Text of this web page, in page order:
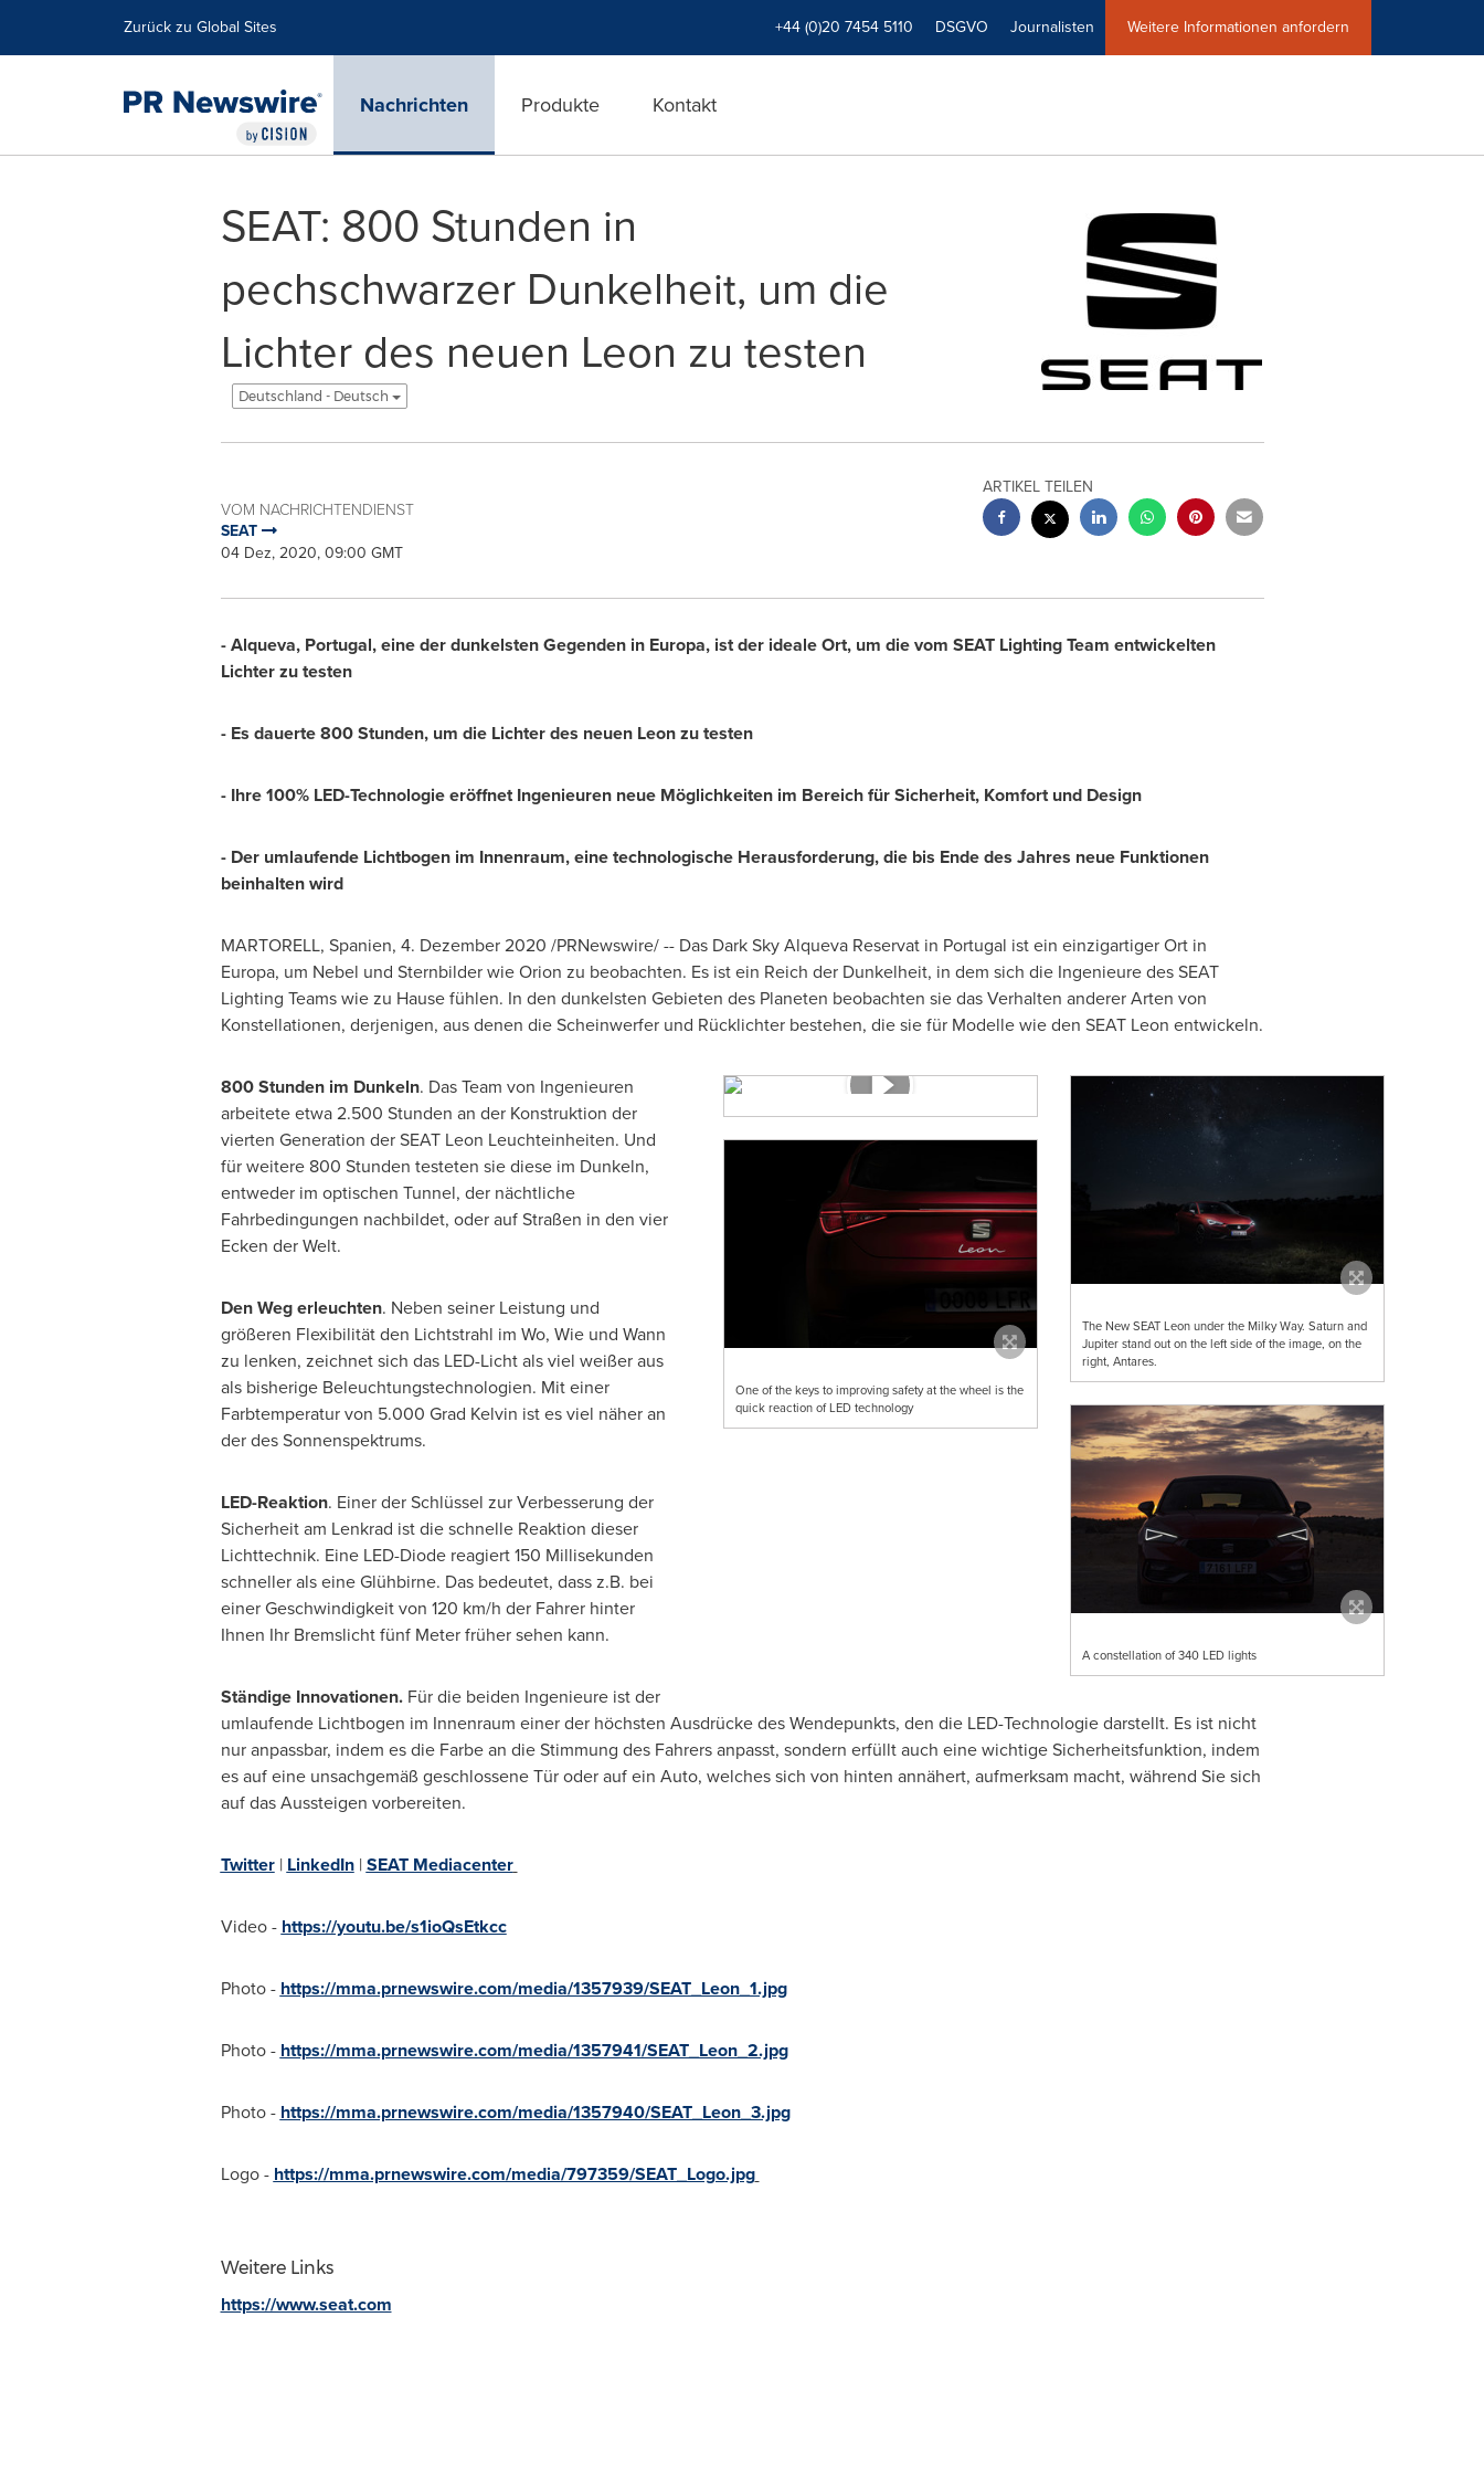
Zurück zu Global Sites +44 (0)20 7454 5110 DSGVO Journalisten Weitere Informationen anfordern
Nachrichten Produkte Kontakt
SEAT: 800 Stunden in
pechschwarzer Dunkelheit, um die
Lichter des neuen Leon zu testen
Deutschland - Deutsch
VOM NACHRICHTENDIENST
SEAT
04 Dez, 2020, 09:00 GMT
ARTIKEL TEILEN
- Alqueva, Portugal, eine der dunkelsten Gegenden in Europa, ist der ideale Ort, um die vom SEAT Lighting Team entwickelten
Lichter zu testen
- Es dauerte 800 Stunden, um die Lichter des neuen Leon zu testen
- Ihre 100% LED-Technologie eröffnet Ingenieuren neue Möglichkeiten im Bereich für Sicherheit, Komfort und Design
- Der umlaufende Lichtbogen im Innenraum, eine technologische Herausforderung, die bis Ende des Jahres neue Funktionen
beinhalten wird
MARTORELL, Spanien, 4. Dezember 2020 /PRNewswire/ -- Das Dark Sky Alqueva Reservat in Portugal ist ein einzigartiger Ort in
Europa, um Nebel und Sternbilder wie Orion zu beobachten. Es ist ein Reich der Dunkelheit, in dem sich die Ingenieure des SEAT
Lighting Teams wie zu Hause fühlen. In den dunkelsten Gebieten des Planeten beobachten sie das Verhalten anderer Arten von
Konstellationen, derjenigen, aus denen die Scheinwerfer und Rücklichter bestehen, die sie für Modelle wie den SEAT Leon entwickeln.
The New SEAT Leon under the Milky Way. Saturn and
Jupiter stand out on the left side of the image, on the
right, Antares.
One of the keys to improving safety at the wheel is the
quick reaction of LED technology
A constellation of 340 LED lights
800 Stunden im Dunkeln. Das Team von Ingenieuren
arbeitete etwa 2.500 Stunden an der Konstruktion der
vierten Generation der SEAT Leon Leuchteinheiten. Und
für weitere 800 Stunden testeten sie diese im Dunkeln,
entweder im optischen Tunnel, der nächtliche
Fahrbedingungen nachbildet, oder auf Straßen in den vier
Ecken der Welt.
Den Weg erleuchten. Neben seiner Leistung und
größeren Flexibilität den Lichtstrahl im Wo, Wie und Wann
zu lenken, zeichnet sich das LED-Licht als viel weißer aus
als bisherige Beleuchtungstechnologien. Mit einer
Farbtemperatur von 5.000 Grad Kelvin ist es viel näher an
der des Sonnenspektrums.
LED-Reaktion. Einer der Schlüssel zur Verbesserung der
Sicherheit am Lenkrad ist die schnelle Reaktion dieser
Lichttechnik. Eine LED-Diode reagiert 150 Millisekunden
schneller als eine Glühbirne. Das bedeutet, dass z.B. bei
einer Geschwindigkeit von 120 km/h der Fahrer hinter
Ihnen Ihr Bremslicht fünf Meter früher sehen kann.
Ständige Innovationen. Für die beiden Ingenieure ist der
umlaufende Lichtbogen im Innenraum einer der höchsten Ausdrücke des Wendepunkts, den die LED-Technologie darstellt. Es ist nicht
nur anpassbar, indem es die Farbe an die Stimmung des Fahrers anpasst, sondern erfüllt auch eine wichtige Sicherheitsfunktion, indem
es auf eine unsachgemäß geschlossene Tür oder auf ein Auto, welches sich von hinten annähert, aufmerksam macht, während Sie sich
auf das Aussteigen vorbereiten.
Twitter| LinkedIn|SEAT Mediacenter
Video - https://youtu.be/s1ioQsEtkcc
Photo - https://mma.prnewswire.com/media/1357939/SEAT_Leon_1.jpg
Photo - https://mma.prnewswire.com/media/1357941/SEAT_Leon_2.jpg
Photo - https://mma.prnewswire.com/media/1357940/SEAT_Leon_3.jpg
Logo - https://mma.prnewswire.com/media/797359/SEAT_Logo.jpg
Weitere Links
https://www.seat.com